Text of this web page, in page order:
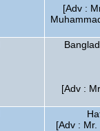
[Adv :
[Adv :
[Adv :